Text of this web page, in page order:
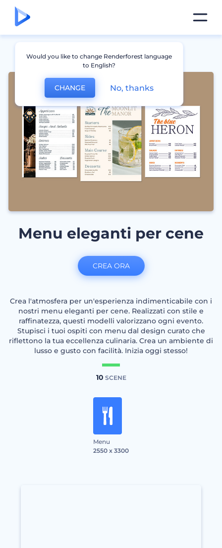
Menu eleganti per cene
Crea l'atmosfera per un'esperienza indimenticabile con i
nostri menu eleganti per cene. Realizzati con stile e
raffinatezza, questi modelli valorizzano ogni evento.
Stupisci i tuoi ospiti con menu dal design curato che
riflettono la tua eccellenza culinaria. Crea un ambiente di
lusso e gusto con facilità. Inizia oggi stesso!
10 SCENE
Menu
2550 x 3300
CREA ORA
Would you like to change Renderforest language
to English?
CHANGE No, thanks